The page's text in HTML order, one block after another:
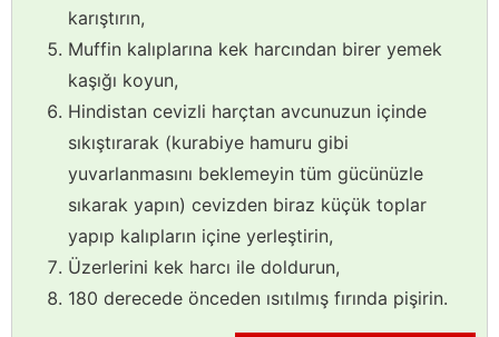
karıştırın,
Muffin kalıplarına kek harcından birer yemek
kaşığı koyun,
Hindistan cevizli harçtan avcunuzun içinde
sıkıştırarak (kurabiye hamuru gibi
yuvarlanmasını beklemeyin tüm gücünüzle
sıkarak yapın) cevizden biraz küçük toplar
yapıp kalıpların içine yerleştirin,
Üzerlerini kek harcı ile doldurun,
180 derecede önceden ısıtılmış fırında pişirin.